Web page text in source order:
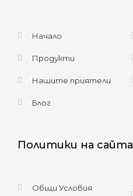
Начало
Продукти
Нашите приятели
Блог
Политики на сайта
Общи Условия